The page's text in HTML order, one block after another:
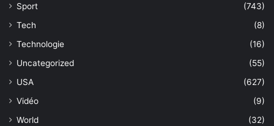
Sport
(743)
Tech
(8)
Technologie
(16)
Uncategorized
(55)
USA
(627)
Vidéo
(9)
World
(32)